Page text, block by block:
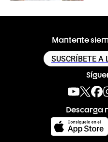
Mantente
SUSCRÍBETE A
Descarga